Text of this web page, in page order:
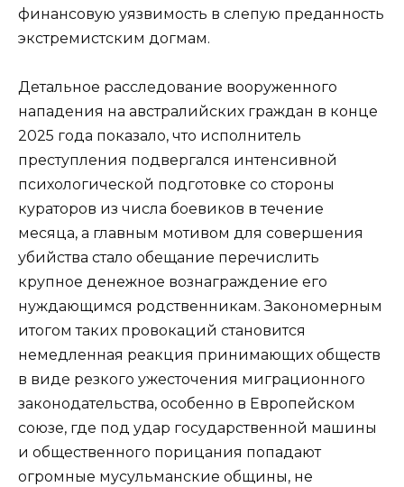
финансовую уязвимость в слепую преданность
экстремистским догмам.
Детальное расследование вооруженного
нападения на австралийских граждан в конце
2025 года показало, что исполнитель
преступления подвергался интенсивной
психологической подготовке со стороны
кураторов из числа боевиков в течение
месяца, а главным мотивом для совершения
убийства стало обещание перечислить
крупное денежное вознаграждение его
нуждающимся родственникам. Закономерным
итогом таких провокаций становится
немедленная реакция принимающих обществ
в виде резкого ужесточения миграционного
законодательства, особенно в Европейском
союзе, где под удар государственной машины
и общественного порицания попадают
огромные мусульманские общины, не